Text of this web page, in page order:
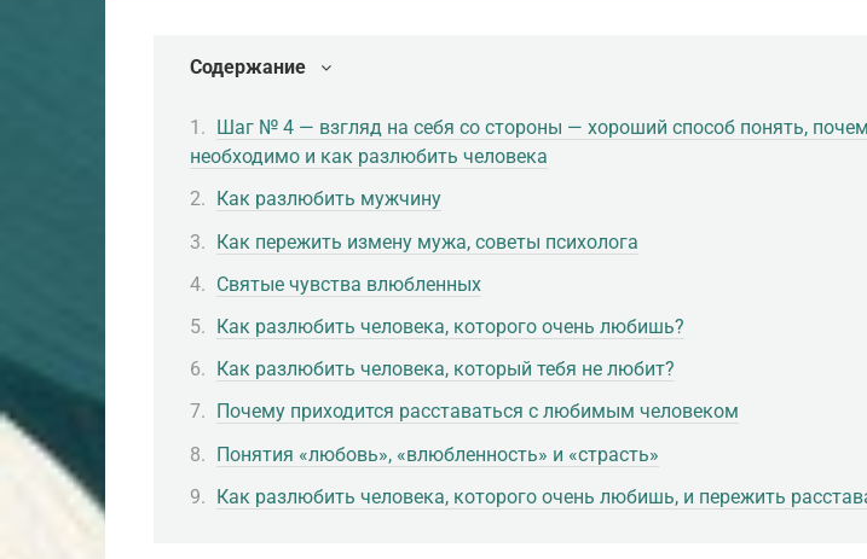
Содержание
Шаг № 4 — взгляд на себя со стороны — хороший способ понять,
необходимо и как разлюбить человека
Как разлюбить мужчину
Как пережить измену мужа, советы психолога
Святые чувства влюбленных
Как разлюбить человека, которого очень любишь?
Как разлюбить человека, который тебя не любит?
Почему приходится расставаться с любимым человеком
Понятия «любовь», «влюбленность» и «страсть»
Как разлюбить человека, которого очень любишь, и пережить